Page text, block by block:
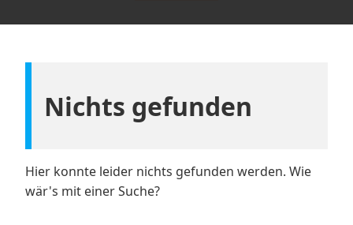
Nichts gefunden
Hier konnte leider nichts gefunden werden. Wie
wär's mit einer Suche?